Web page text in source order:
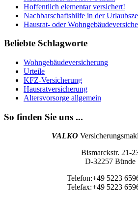
Hoffentlich elementar versichert!
Nachbarschaftshilfe in der
Hausrat- oder
Beliebte Schlagworte
Wohngebäudeversicherung
Urteile
KFZ-Versicherung
Hausratversicherung
Altersvorsorge allgemein
So finden Sie uns ...
VALKO
Bismarckstr. 21-
D-32257 Bünde
Telefon:+49 5223
Telefax:+49 5223